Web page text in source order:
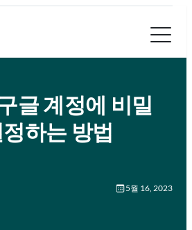
글 계정에 비밀
하는 방법
5월 16, 2023